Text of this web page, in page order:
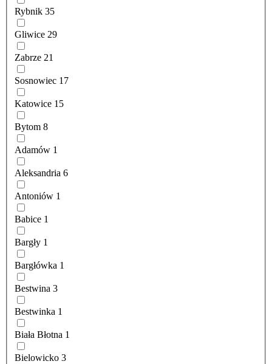
Rybnik 35
Gliwice 29
Zabrze 21
Sosnowiec 17
Katowice 15
Bytom 8
Adamów 1
Aleksandria 6
Antoniów 1
Babice 1
Bargły 1
Bargłówka 1
Bestwina 3
Bestwinka 1
Biała Błotna 1
Bielowicko 3